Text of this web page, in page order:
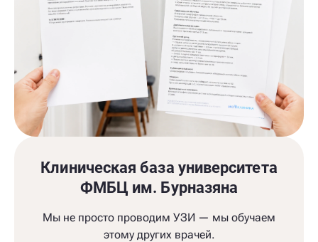
Клиническая база университета
ФМБЦ им. Бурназяна
Мы не просто проводим УЗИ — мы обучаем
этому других врачей.